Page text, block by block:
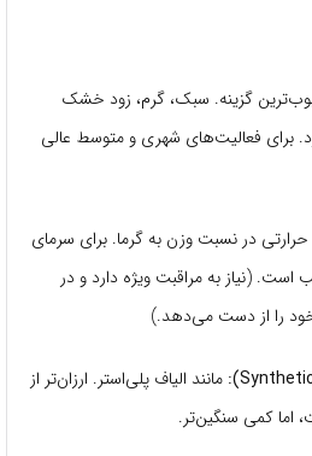
گزینه. سبک، گرم، زود خشک
برای فعالیت‌های شهری و متوسط عالی
حرارتی در نسبت وزن به گرما. برای سرمای
است. (نیاز به مراقبت ویژه دارد و در
را از دست می‌دهد.)
مانند الیاف پلی‌استر. ارزان‌تر از